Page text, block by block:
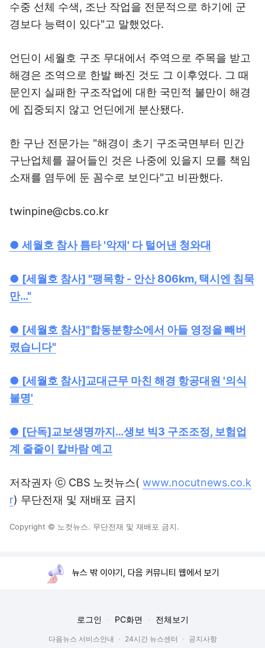
수중 선체 수색, 조난 작업을 전문적으로 하기에 군
경보다 능력이 있다"고 말했었다.
언딘이 세월호 구조 무대에서 주역으로 주목을 받고
해경은 조역으로 한발 빠진 것도 그 이후였다. 그 때
문인지 실패한 구조작업에 대한 국민적 불만이 해경
에 집중되지 않고 언딘에게 분산됐다.
한 구난 전문가는 "해경이 초기 구조국면부터 민간
구난업체를 끌어들인 것은 나중에 있을지 모를 책임
소재를 염두에 둔 꼼수로 보인다"고 비판했다.
twinpine@cbs.co.kr
● 세월호 참사 틈타 '악재' 다 털어낸 청와대
● [세월호 참사] "팽목항 - 안산 806km, 택시엔 침묵
만…"
● [세월호 참사]"합동분향소에서 아들 영정을 빼버
렸습니다"
● [세월호 참사]교대근무 마친 해경 항공대원 '의식
불명'
● [단독]교보생명까지…생보 빅3 구조조정, 보험업
계 줄줄이 칼바람 예고
저작권자 ⓒ CBS 노컷뉴스( www.nocutnews.co.k
r) 무단전재 및 재배포 금지
Copyright © 노컷뉴스. 무단전재 및 재배포 금지.
뉴스 밖 이야기, 다음 커뮤니티 웹에서 보기
로그인 PC화면 전체보기
다음뉴스 서비스안내 24시간 뉴스센터
공지사항